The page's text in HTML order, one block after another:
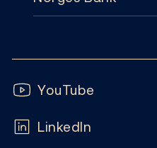
Pengepolitikk
Sedler og mynter
Publikasjoner
Kalender
Abonnement
Ofte stilte spørsmål
Følg oss:
YouTube
LinkedIn